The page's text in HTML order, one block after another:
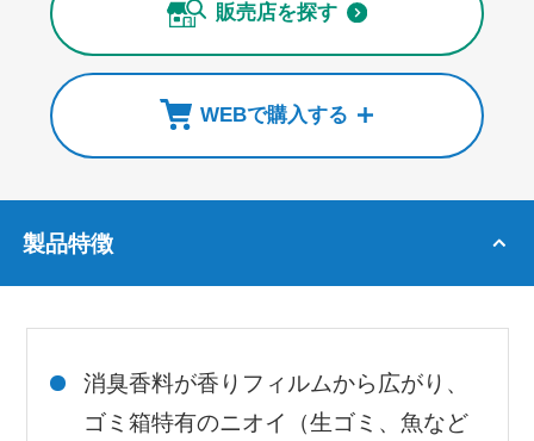
販売店を探す
WEBで購入する
製品特徴
消臭香料が香りフィルムから広がり、
ゴミ箱特有のニオイ（生ゴミ、魚など